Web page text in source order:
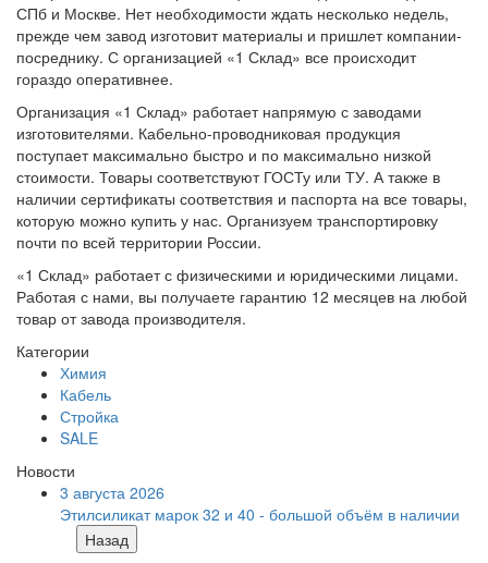
СПб и Москве. Нет необходимости ждать несколько недель,
прежде чем завод изготовит материалы и пришлет компании-
посреднику. С организацией «1 Склад» все происходит
гораздо оперативнее.
Организация «1 Склад» работает напрямую с заводами
изготовителями. Кабельно-проводниковая продукция
поступает максимально быстро и по максимально низкой
стоимости. Товары соответствуют ГОСТу или ТУ. А также в
наличии сертификаты соответствия и паспорта на все товары,
которую можно купить у нас. Организуем транспортировку
почти по всей территории России.
«1 Склад» работает с физическими и юридическими лицами.
Работая с нами, вы получаете гарантию 12 месяцев на любой
товар от завода производителя.
Категории
Химия
Кабель
Стройка
SALE
Новости
3 августа 2026
Этилсиликат марок 32 и 40 - большой объём в наличии
Назад